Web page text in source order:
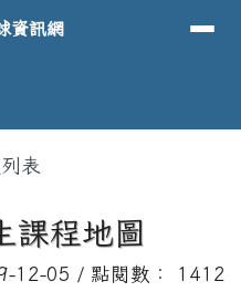
等學校全球資
資訊網
表
課程地圖
12-05 / 點閱數： 1412